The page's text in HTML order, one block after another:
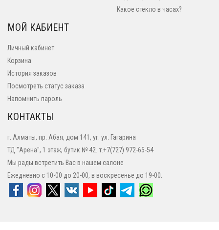
Какое стекло в часах?
МОЙ КАБИЕНТ
Личный кабинет
Корзина
История заказов
Посмотреть статус заказа
Напомнить пароль
КОНТАКТЫ
г. Алматы, пр. Абая, дом 141, уг. ул. Гагарина
ТД "Арена", 1 этаж, бутик № 42. т.+7(727) 972-65-54
Мы рады встретить Вас в нашем салоне
Ежедневно с 10-00 до 20-00, в воскресенье до 19-00.